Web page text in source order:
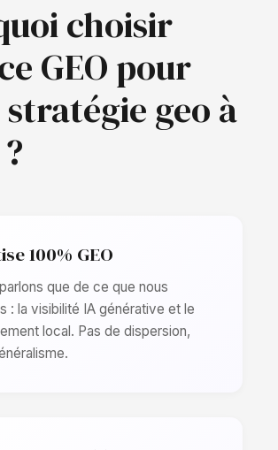
choisir
GEO pour
geo à
?
100% GEO
que de ce que nous
: la visibilité IA générative et le
local. Pas de dispersion,